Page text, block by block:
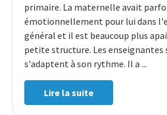
primaire. La maternelle avait
émotionnellement pour lui dans
général et il est beaucoup plus
petite structure. Les
s'adaptent à son rythme. Il a ...
Lire la suite